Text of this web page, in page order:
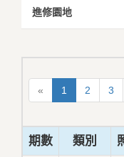
進修園地
« 1 2 3
期數 類別